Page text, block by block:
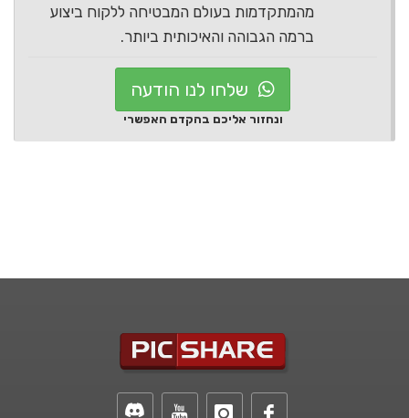
מהמתקדמות בעולם המבטיחה ללקוח ביצוע
ברמה הגבוהה והאיכותית ביותר.
שלחו לנו הודעה
ונחזור אליכם בהקדם האפשרי